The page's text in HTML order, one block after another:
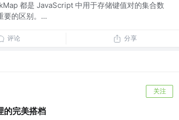
都是 JavaScript 中用于存储键值对的集合数
要的区别。...
评论 分享
关注
完美搭档